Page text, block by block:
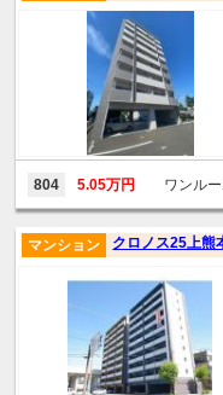
804 5.05万円 ワンル
クロノス25上熊
マンション